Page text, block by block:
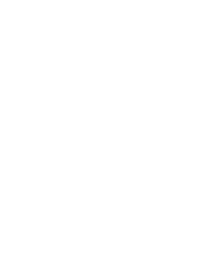
un avion aux